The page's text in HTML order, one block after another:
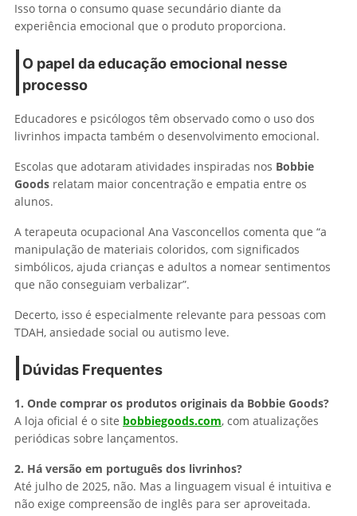
Isso torna o consumo quase secundário diante da
experiência emocional que o produto proporciona.
O papel da educação emocional nesse
processo
Educadores e psicólogos têm observado como o uso dos
livrinhos impacta também o desenvolvimento emocional.
Escolas que adotaram atividades inspiradas nos Bobbie
Goods relatam maior concentração e empatia entre os
alunos.
A terapeuta ocupacional Ana Vasconcellos comenta que “a
manipulação de materiais coloridos, com significados
simbólicos, ajuda crianças e adultos a nomear sentimentos
que não conseguiam verbalizar”.
Decerto, isso é especialmente relevante para pessoas com
TDAH, ansiedade social ou autismo leve.
Dúvidas Frequentes
1. Onde comprar os produtos originais da Bobbie Goods?
A loja oficial é o site bobbiegoods.com, com atualizações
periódicas sobre lançamentos.
2. Há versão em português dos livrinhos?
Até julho de 2025, não. Mas a linguagem visual é intuitiva e
não exige compreensão de inglês para ser aproveitada.